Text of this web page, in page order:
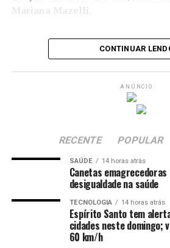
Alfândega para o
Janeiro pode gerar
prejuízos à
do estado”,
presidente da
o comércio exterior do estado,
considera prejudicial o processo de
proposto, no qual diversos
dentre eles o despacho aduaneiro
seriam direcionados à unidade do
isso, o presidente da Assembleia
Mariana Mazelli.
Jayme estava em fase final de
, para a realização de um
transplante de células conhecido
Therapy”, com material colhido no
CONTINUAR
ANÚNCIO
RECENTE POPULAR
SAÚDE 14 horas atrás
Canetas emagrecedoras
desigualdade na saúde
TECNOLOGIA 14 horas atrás
Espírito Santo tem
cidades neste domingo;
60 km/h